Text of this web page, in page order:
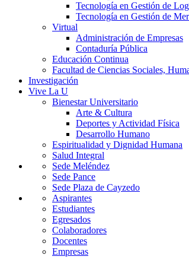
Tecnología en Gestión de
Tecnología en Gestión de
Virtual
Administración de Empresas
Contaduría Pública
Educación Continua
Facultad de Ciencias Sociales,
Investigación
Vive La U
Bienestar Universitario
Arte & Cultura
Deportes y Actividad Física
Desarrollo Humano
Espiritualidad y Dignidad Humana
Salud Integral
Sede Meléndez
Sede Pance
Sede Plaza de Cayzedo
Aspirantes
Estudiantes
Egresados
Colaboradores
Docentes
Empresas